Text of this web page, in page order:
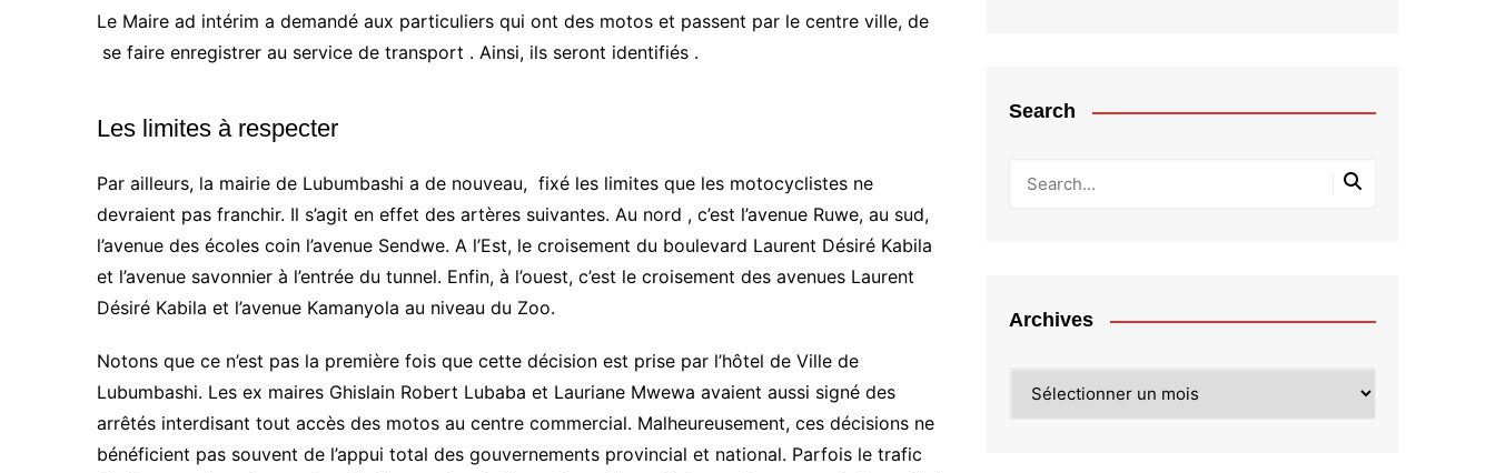
Le Maire ad intérim a demandé aux particuliers qui ont des motos et passent par le centre ville, de
se faire enregistrer au service de transport . Ainsi, ils seront identifiés .
Les limites à respecter
Par ailleurs, la mairie de Lubumbashi a de nouveau, fixé les limites que les motocyclistes ne
devraient pas franchir. Il s’agit en effet des artères suivantes. Au nord , c’est l’avenue Ruwe, au sud,
l’avenue des écoles coin l’avenue Sendwe. A l’Est, le croisement du boulevard Laurent Désiré Kabila
et l’avenue savonnier à l’entrée du tunnel. Enfin, à l’ouest, c’est le croisement des avenues Laurent
Désiré Kabila et l’avenue Kamanyola au niveau du Zoo.
Notons que ce n’est pas la première fois que cette décision est prise par l’hôtel de Ville de
Lubumbashi. Les ex maires Ghislain Robert Lubaba et Lauriane Mwewa avaient aussi signé des
arrêtés interdisant tout accès des motos au centre commercial. Malheureusement, ces décisions ne
bénéficient pas souvent de l’appui total des gouvernements provincial et national. Parfois le trafic
Search
Archives